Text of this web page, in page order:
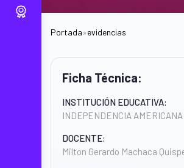
Portada»evidencias
Ficha Técnica:
INSTITUCIÓN EDUCATIVA:
INDEPENDENCIA AMERICANA
DOCENTE:
Milton Gerardo Machaca